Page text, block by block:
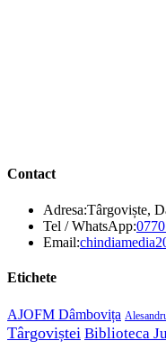
Contact
Adresa:Târgoviște,
Tel / WhatsApp:
Email:
Etichete
AJOFM Dâmbovița
Târgoviștei Biblioteca